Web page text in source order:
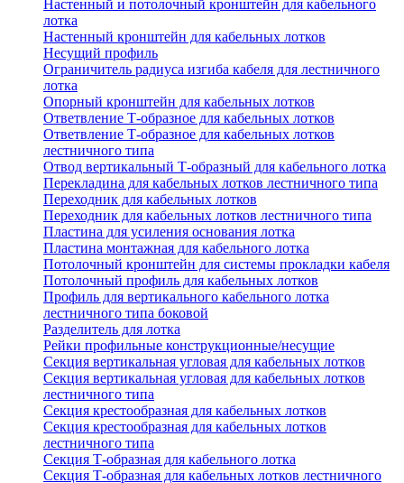
Настенный и потолочный кронштейн для кабельного
лотка
Настенный кронштейн для кабельных лотков
Несущий профиль
Ограничитель радиуса изгиба кабеля для лестничного
лотка
Опорный кронштейн для кабельных лотков
Ответвление Т-образное для кабельных лотков
Ответвление Т-образное для кабельных лотков
лестничного типа
Отвод вертикальный Т-образный для кабельного лотка
Перекладина для кабельных лотков лестничного типа
Переходник для кабельных лотков
Переходник для кабельных лотков лестничного типа
Пластина для усиления основания лотка
Пластина монтажная для кабельного лотка
Потолочный кронштейн для системы прокладки кабеля
Потолочный профиль для кабельных лотков
Профиль для вертикального кабельного лотка
лестничного типа боковой
Разделитель для лотка
Рейки профильные конструкционные/несущие
Секция вертикальная угловая для кабельных лотков
Секция вертикальная угловая для кабельных лотков
лестничного типа
Секция крестообразная для кабельных лотков
Секция крестообразная для кабельных лотков
лестничного типа
Секция Т-образная для кабельного лотка
Секция Т-образная для кабельных лотков лестничного